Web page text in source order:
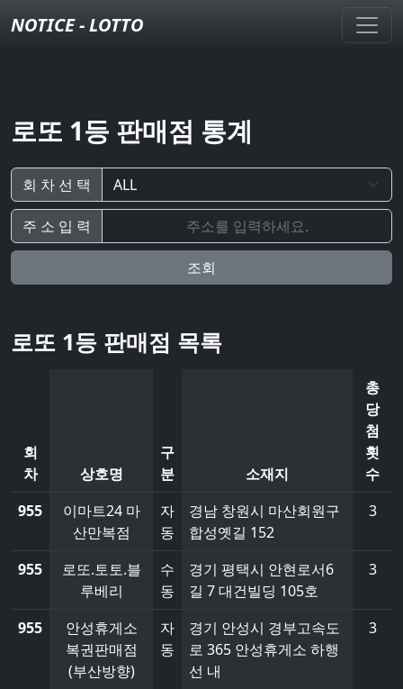
NOTICE - LOTTO
로또 1등 판매점 통계
회 차 선 택
주 소 입 력
조회
로또 1등 판매점 목록
회
차
상호명
구
분
소재지
총
당
첨
횟
수
955
이마트24 마
산만복점
자
동
경남 창원시 마산회원구
합성옛길 152
3
955
로또.토토.블
루베리
수
동
경기 평택시 안현로서6
길 7 대건빌딩 105호
3
955
안성휴게소
복권판매점
(부산방향)
자
동
경기 안성시 경부고속도
로 365 안성휴게소 하행
선 내
3